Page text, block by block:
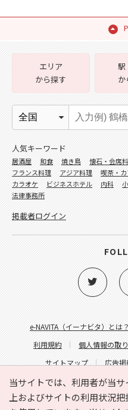
当サイトでは、利用者が当
上およびサイトの利用状況
e-NAVITA（イーナビタ）とは？
利用規約
個人情報の取
サイトマップ
広告
サイトの内容
エリア
から探す
駅
か
人気キーワード
居酒屋 和食 焼き鳥 懐石・会席
フランス料理
アジア料理 喫茶・カ
カラオケ
ビジネスホテル 内科
法律事務所
掲載者ログイン